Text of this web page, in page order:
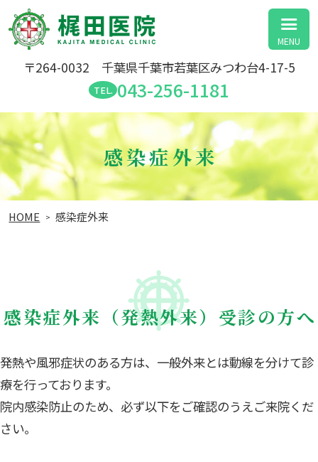
医療法人社団 匡仁会 梶田医院
〒264-0032 千葉県千葉市若葉区みつわ台4-17-5
043-256-1181
感染症外来
HOME 感染症外来
感染症外来（発熱外来）受診の方へ
発熱や風邪症状のある方は、一般外来とは動線を分けて診
療を行っております。
院内感染防止のため、必ず以下をご確認のうえご来院くだ
さい。